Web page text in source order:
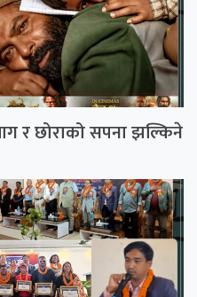
र छोराको सपना झल्किने